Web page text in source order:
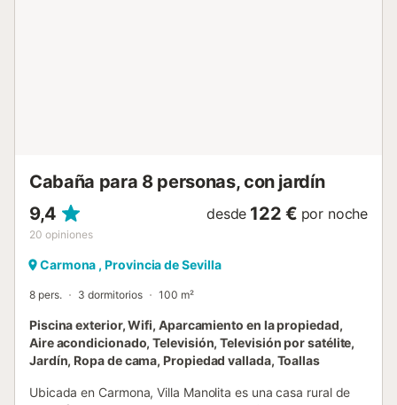
Cabaña para 8 personas, con jardín
9,4
20 opiniones
desde 122 € por noche
Carmona , Provincia de Sevilla
8 pers. 3 dormitorios 100 m²
Piscina exterior, Wifi, Aparcamiento en la propiedad,
Aire acondicionado, Televisión, Televisión por satélite,
Jardín, Ropa de cama, Propiedad vallada, Toallas
Ubicada en Carmona, Villa Manolita es una casa rural de